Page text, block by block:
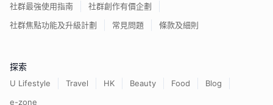
社群最強使用指南
社群創作有價企劃
社群焦點功能及升級計劃
常見問題 條款及細則
探索
U Lifestyle Travel HK Beauty Food
Blog
e-zone